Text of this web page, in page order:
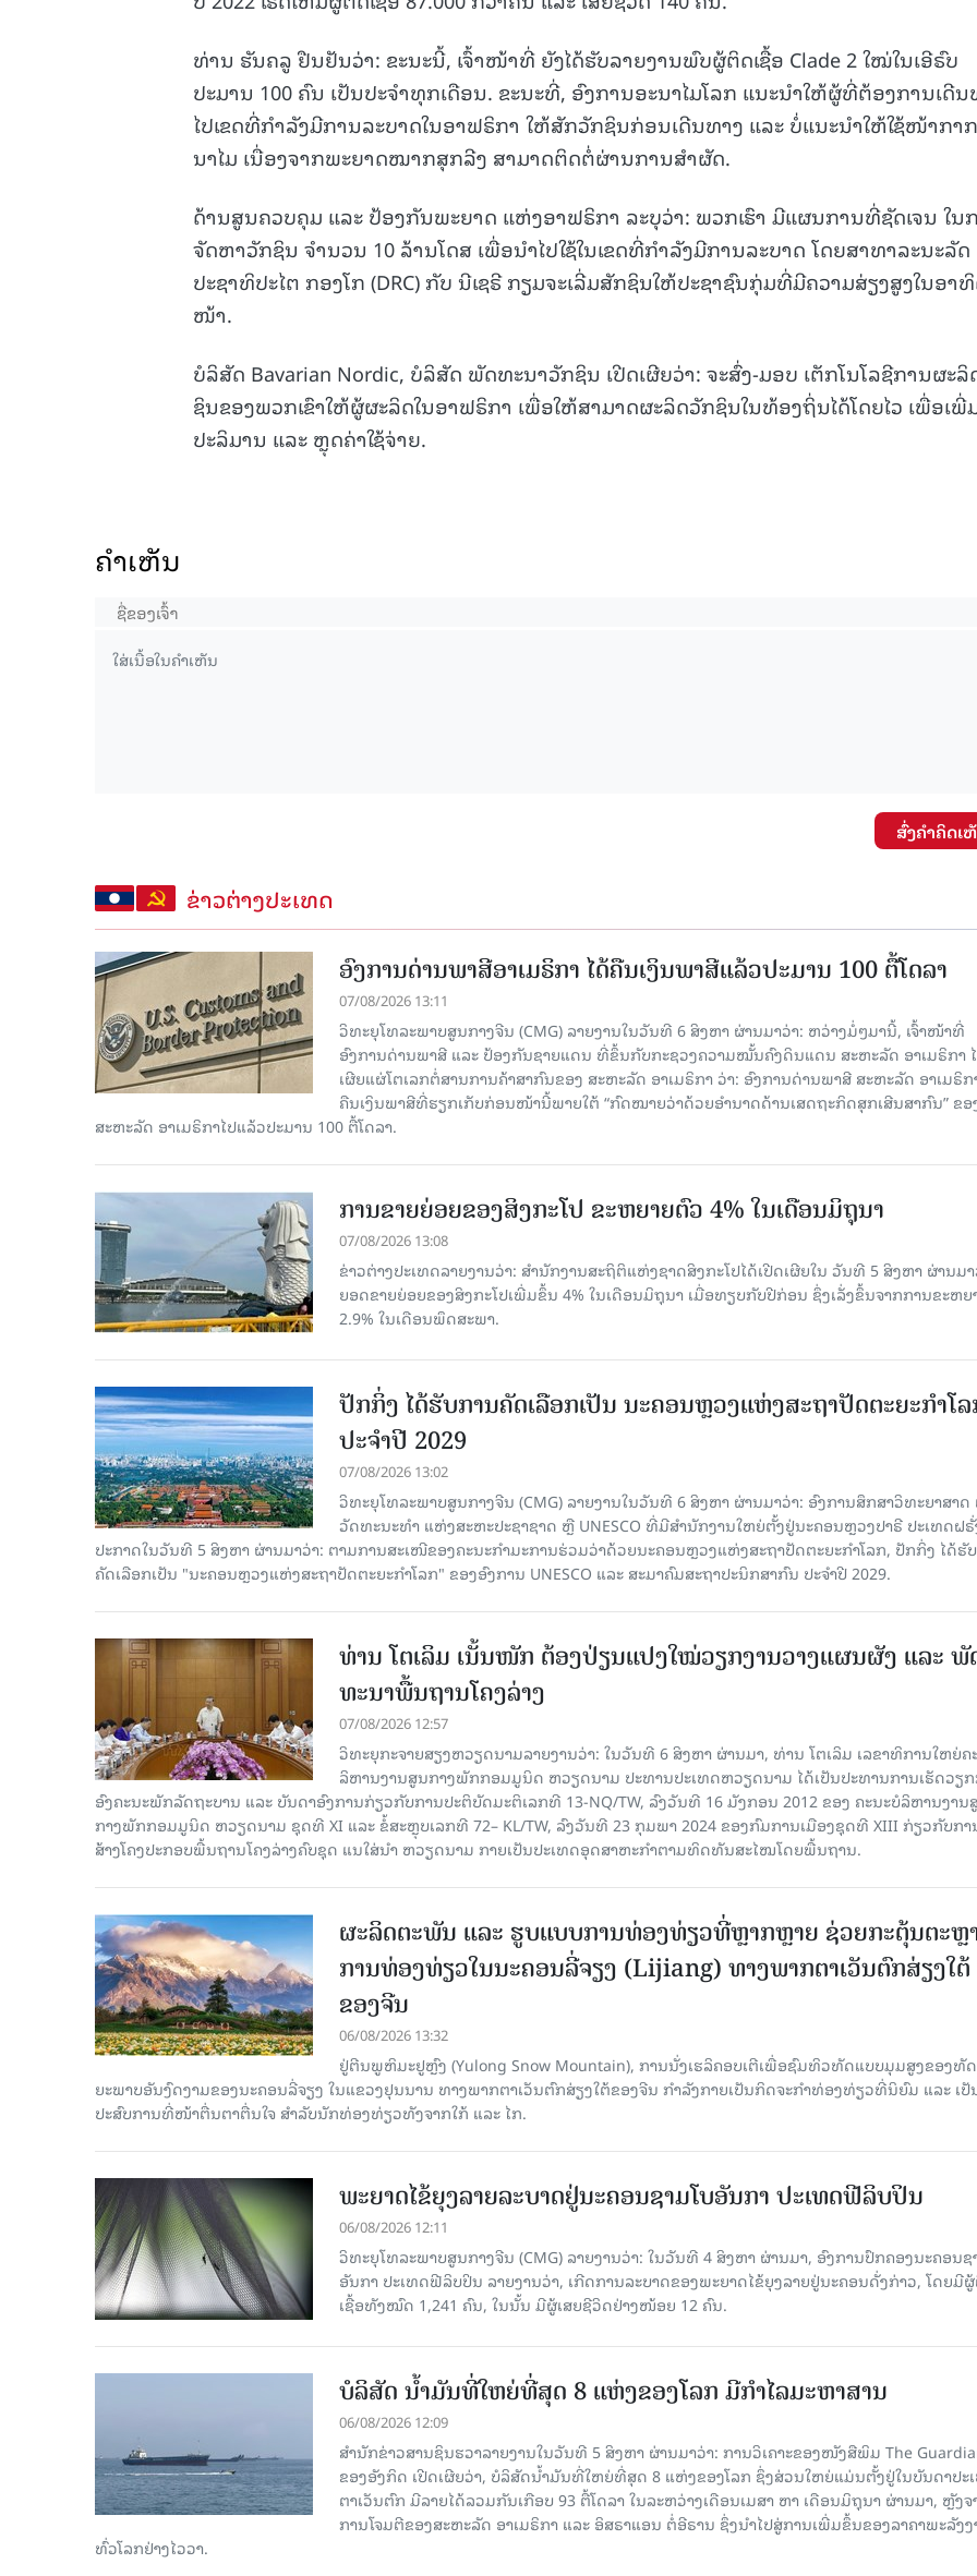
ທ່ານ ຮັນຄລູ ຢືນຢັນວ່າ: ຂະນະນີ້, ເຈົ້າໜ້າທີ່ ຍັງໄດ້ຮັບລາຍງານພົບຜູ້ຕິດເຊື້ອ Clade 2 ໃໝ່ໃນເອີຣົບ
ປະມານ 100 ຄົນ ເປັນປະຈຳທຸກເດືອນ. ຂະນະທີ່, ອົງການອະນາໄມໂລກ ແນະນຳໃຫ້ຜູ້ທີ່ຕ້ອງການເດີນ
ໄປເຂດທີ່ກຳລັງມີການລະບາດໃນອາຟຣິກາ ໃຫ້ສັກວັກຊິນກ່ອນເດີນທາງ ແລະ ບໍ່ແນະນຳໃຫ້ໃຊ້ໜ້າກາ
ນາໄມ ເນື່ອງຈາກພະຍາດໝາກສຸກລີງ ສາມາດຕິດຕໍ່ຜ່ານການສຳຜັດ.
ດ້ານສູນຄວບຄຸມ ແລະ ປ້ອງກັນພະຍາດ ແຫ່ງອາຟຣິກາ ລະບຸວ່າ: ພວກເຮົາ ມີແຜນການທີ່ຊັດເຈນ ໃນ
ຈັດຫາວັກຊິນ ຈຳນວນ 10 ລ້ານໂດສ ເພື່ອນຳໄປໃຊ້ໃນເຂດທີ່ກຳລັງມີການລະບາດ ໂດຍສາທາລະນະລັດ
ປະຊາທິປະໄຕ ກອງໂກ (DRC) ກັບ ນີເຊຣີ ກຽມຈະເລີ່ມສັກຊິນໃຫ້ປະຊາຊົນກຸ່ມທີ່ມີຄວາມສ່ຽງສູງໃນອາ
ໜ້າ.
ບໍລິສັດ Bavarian Nordic, ບໍລິສັດ ພັດທະນາວັກຊິນ ເປີດເຜີຍວ່າ: ຈະສົ່ງ-ມອບ ເຕັກໂນໂລຊີການຜະ
ຊິນຂອງພວກເຂົາໃຫ້ຜູ້ຜະລິດໃນອາຟຣິກາ ເພື່ອໃຫ້ສາມາດຜະລິດວັກຊິນໃນທ້ອງຖິ່ນໄດ້ໂດຍໄວ ເພື່ອເພີ່
ປະລິມານ ແລະ ຫຼຸດຄ່າໃຊ້ຈ່າຍ.
ຄໍາເຫັນ
ສົ່ງຄໍາຄິດເ
ຂ່າວຕ່າງປະເທດ
ອົງການດ່ານພາສີອາເມຣິກາ ໄດ້ຄືນເງິນພາສີແລ້ວປະມານ 100 ຕື້ໂດລາ
07/08/2026 13:11
ວິທະຍຸໂທລະພາບສູນກາງຈີນ (CMG) ລາຍງານໃນວັນທີ 6 ສິງຫາ ຜ່ານມາວ່າ: ຫວ່າງມໍ່ໆມານີ້, ເຈົ້າໜ້າທີ່
ອົງການດ່ານພາສີ ແລະ ປ້ອງກັນຊາຍແດນ ທີ່ຂຶ້ນກັບກະຊວງຄວາມໝັ້ນຄົງດິນແດນ ສະຫະລັດ ອາເມຣິກາ
ເຜີຍແຜ່ໂຕເລກຕໍ່ສານການຄ້າສາກົນຂອງ ສະຫະລັດ ອາເມຣິກາ ວ່າ: ອົງການດ່ານພາສີ ສະຫະລັດ ອາເມຣິກ
ຄືນເງິນພາສີທີ່ຮຽກເກັບກ່ອນໜ້ານີ້ພາຍໃຕ້ “ກົດໝາຍວ່າດ້ວຍອຳນາດດ້ານເສດຖະກິດສຸກເສີນສາກົນ” ຂອ
ສະຫະລັດ ອາເມຣິກາໄປແລ້ວປະມານ 100 ຕື້ໂດລາ.
ການຂາຍຍ່ອຍຂອງສິງກະໂປ ຂະຫຍາຍຕົວ 4% ໃນເດືອນມິຖຸນາ
07/08/2026 13:08
ຂ່າວຕ່າງປະເທດລາຍງານວ່າ: ສຳນັກງານສະຖິຕິແຫ່ງຊາດສິງກະໂປໄດ້ເປີດເຜີຍໃນ ວັນທີ 5 ສິງຫາ ຜ່ານມາ
ຍອດຂາຍຍ່ອຍຂອງສິງກະໂປເພີ່ມຂຶ້ນ 4% ໃນເດືອນມິຖຸນາ ເມື່ອທຽບກັບປີກ່ອນ ຊຶ່ງເລັ່ງຂຶ້ນຈາກການຂະຫຍ
2.9% ໃນເດືອນພຶດສະພາ.
ປັກກິ່ງ ໄດ້ຮັບການຄັດເລືອກເປັນ ນະຄອນຫຼວງແຫ່ງສະຖາປັດຕະຍະກຳໂ
ປະຈຳປີ 2029
07/08/2026 13:02
ວິທະຍຸໂທລະພາບສູນກາງຈີນ (CMG) ລາຍງານໃນວັນທີ 6 ສິງຫາ ຜ່ານມາວ່າ: ອົງການສຶກສາວິທະຍາສາດ
ວັດທະນະທຳ ແຫ່ງສະຫະປະຊາຊາດ ຫຼື UNESCO ທີ່ມີສຳນັກງານໃຫຍ່ຕັ້ງຢູ່ນະຄອນ​ຫຼວງປາຣີ ປະເທດຝຣັ່
ປະກາດໃນວັນທີ 5 ສິງຫາ ຜ່ານມາວ່າ: ຕາມການສະເໜີຂອງຄະນະກຳມະການຮ່ວມວ່າດ້ວຍນະຄອນຫຼວງແຫ່ງສະຖາປັດຕະຍະກຳໂລກ, ປັກກິ່ງ ໄດ້ຮັ
ຄັດ​ເລືອກເປັນ "ນະຄອນຫຼວງແຫ່ງສະຖາປັດຕະຍະກຳໂລກ" ຂອງອົງການ UNESCO ແລະ ສະມາ​ຄົມສະຖາປະນິກສາກົນ ປະຈຳປີ 2029.
ທ່ານ ໂຕ​ເລິມ ເນັ້ນໜັກ ຕ້ອງ​ປ່ຽນ​ແປງ​ໃໝ່​ວຽກ​ງານ​ວາງ​ແຜນ​ຜັງ ແລະ ​ພັ
ທະ​ນາ​ພື້ນ​ຖານ​ໂຄງ​ລ່າງ
07/08/2026 12:57
ວິທະຍຸກະຈາຍສຽງຫວຽດນາມລາຍງານວ່າ: ໃນ​ວັນ​ທີ 6 ສິງ​ຫາ ຜ່ານມາ, ທ່ານ ໂຕ​ເລິມ ເລ​ຂາ​ທິ​ການ​ໃຫຍ່​ຄ
ລິ​ຫານ​ງານ​ສູນ​ກາງ​ພັກ​ກອມ​ມູ​ນິດ ຫວຽດ​ນາມ ປະ​ທານ​ປະ​ເທດຫວຽດ​ນາມ ໄດ້​ເປັນ​ປະ​ທານ​ການ​ເຮັດ​ວຽ
ອົງ​ຄະ​ນະ​ພັກ​ລັດ​ຖະ​ບານ ແລະ ບັນ​ດາ​ອົງ​ການ​ກ່ຽວ​ກັບ​ການ​ປະ​ຕິ​ບັດ​ມະ​ຕິ​ເລກ​ທີ 13-NQ/TW, ລົງວັນ​ທີ 16 ມັງ​ກອນ 2012 ຂອງ ຄະ​ນະ​ບໍ​ລິ​ຫານ​ງານ​
ກາງ​ພັກ​ກອມ​ມູ​ນິດ ຫວຽດ​ນາມ ຊຸດ​ທີ XI ແລະ ຂໍ້​ສະ​ຫຼຸບ​ເລກ​ທີ 72– KL/TW, ​ລົງວັນ​ທີ 23 ກຸມ​ພາ 2024 ຂອງ​ກົມ​ການ​ເມື​ອງ​ຊຸດ​ທີ XIII ກ່ຽວ​ກັບ​ກ
ສ້າງ​ໂຄງ​ປະ​ກອບ​ພື້ນ​ຖານ​ໂຄງ​ລ່າງຄົບ​ຊຸດ ແນ​ໃສ່​ນຳ ຫວຽດ​ນາມ ກາຍ​ເປັນ​ປະ​ເທດ​ອຸດ​ສາ​ຫະ​ກຳ​ຕາມ​ທິດ​ທັນ​ສະ​ໄໝ​ໂດຍ​ພື້ນ​ຖານ.
ຜະລິດຕະພັນ ແລະ ຮູບແບບການທ່ອງທ່ຽວທີ່ຫຼາກຫຼາຍ ຊ່ວຍກະຕຸ້ນຕະຫຼ
ການທ່ອງທ່ຽວໃນນະຄອນລີ່ຈຽງ (Lijiang) ທາງພາກຕາເວັນຕົກສ່ຽງໃຕ້
ຂອງຈີນ
06/08/2026 13:32
ຢູ່ຕີນພູຫິມະຢູຫຼົງ (Yulong Snow Mountain), ການນັ່ງເຮລິຄອບເຕີເພື່ອຊົມທິວທັດແບບມຸມສູງຂອງທັ
ຍະພາບອັນງົດງາມຂອງນະຄອນລີ່ຈຽງ ໃນແຂວງຢຸນນານ ທາງພາກຕາເວັນຕົກສ່ຽງໃຕ້ຂອງຈີນ ກຳລັງກາຍເປັນກິດຈະກຳທ່ອງທ່ຽວທີ່ນິຍົມ ແລະ ເປັ
ປະສົບການທີ່ໜ້າຕື່ນຕາຕື່ນໃຈ ສຳລັບນັກທ່ອງທ່ຽວທັງຈາກໃກ້ ແລະ ໄກ.
ພະຍາດໄຂ້ຍຸງລາຍລະບາດຢູ່ນະຄອນຊາມໂບ​ອັນກາ ປະເທດຟີລິບປິນ
06/08/2026 12:11
ວິທະຍຸໂທລະພາບສູນກາງຈີນ (CMG) ລາຍງານວ່າ: ໃນວັນທີ 4 ສິງ​ຫາ ຜ່ານມາ, ອົງການ​ປົກ​ຄອງນະຄອນຊ
ອັນກາ ປະເທດຟີລິບປິນ ລາຍ​ງານວ່າ, ເກີດ​ການລະບາດ​ຂອງພະຍາດໄຂ້ຍຸງລາຍຢູ່ນະຄອນດັ່ງກ່າວ, ໂດຍມີ
ເຊື້ອ​ທັງ​ໝົດ 1,241 ຄົນ, ໃນນັ້ນ ມີຜູ້ເສຍຊີວິດຢ່າງໜ້ອຍ 12 ຄົນ.
ບໍລິສັດ ນ້ຳມັນທີ່ໃຫຍ່ທີ່ສຸດ 8 ແຫ່ງຂອງໂລກ ມີກຳໄລມະຫາສານ
06/08/2026 12:09
ສຳນັກຂ່າວສານຊິນຮວາລາຍງານໃນວັນທີ 5 ສິງຫາ ຜ່ານມາວ່າ: ການວິເຄາະຂອງໜັງສືພິມ The
ຂອງອັງກິດ ເປີດເຜີຍວ່າ, ບໍລິສັດນ້ຳມັນທີ່ໃຫຍ່ທີ່ສຸດ 8 ແຫ່ງຂອງໂລກ ຊຶ່ງສ່ວນໃຫຍ່ແມ່ນຕັ້ງຢູ່ໃນບັນດາປະ
ຕາເວັນຕົກ ມີລາຍໄດ້ລວມກັນເກືອບ 93 ຕື້ໂດລາ ໃນລະຫວ່າງເດືອນເມສາ ຫາ ເດືອນມິຖຸນາ ຜ່ານມາ, ຫຼັງຈ
ການໂຈມຕີຂອງສະຫະລັດ ອາເມຣິກາ ແລະ ອິສຣາແອນ ຕໍ່ອີຣານ ຊຶ່ງນຳໄປສູ່ການເພີ່ມຂຶ້ນຂອງລາຄາພະລັງງ
ທົ່ວໂລກຢ່າງໄວວາ.